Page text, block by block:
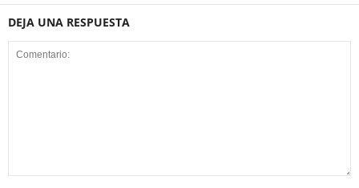
DEJA UNA RESPUESTA